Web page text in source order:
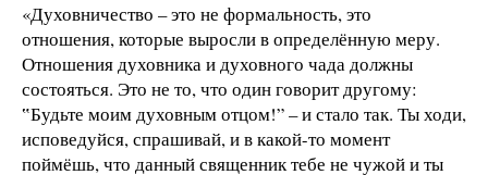
«Духовничество – это не формальность, это
отношения, которые выросли в определённую меру.
Отношения духовника и духовного чада должны
состояться. Это не то, что один говорит другому:
‟Будьте моим духовным отцом!” – и стало так. Ты ходи,
исповедуйся, спрашивай, и в какой-то момент
поймёшь, что данный священник тебе не чужой и ты